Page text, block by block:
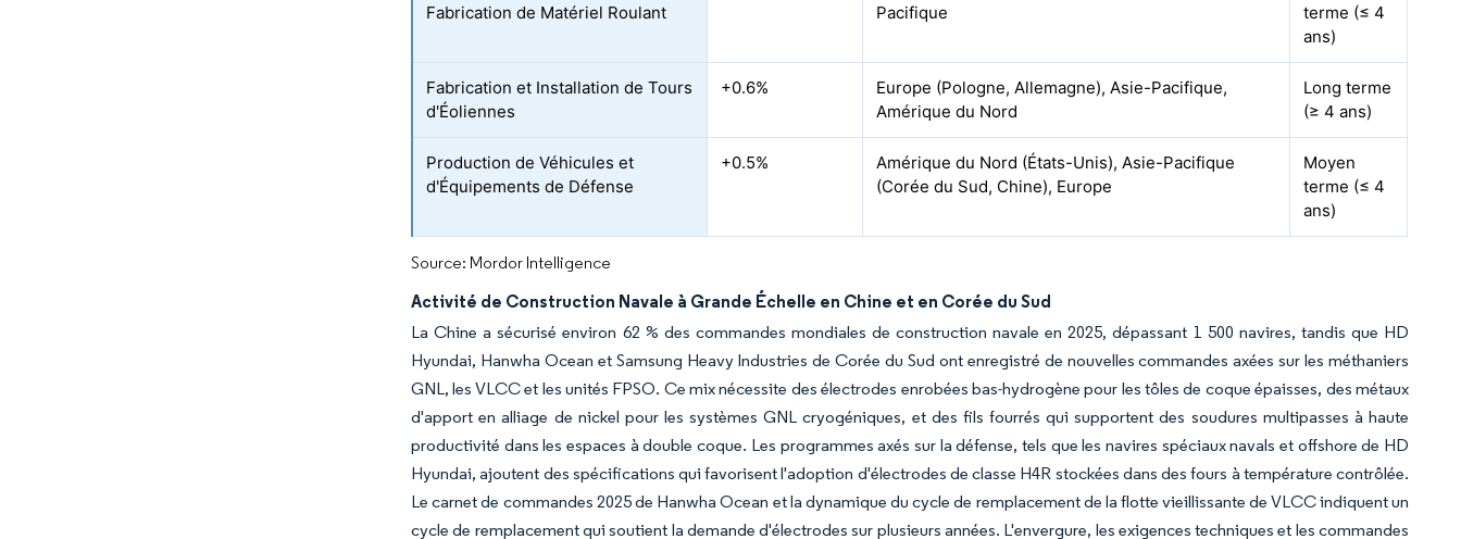
Fabrication de Matériel Roulant
Pacifique
terme (≤ 4
ans)
Fabrication et Installation de Tours
d'Éoliennes
+0.6%
Europe (Pologne, Allemagne), Asie-Pacifique,
Amérique du Nord
Long terme
(≥ 4 ans)
Production de Véhicules et
d'Équipements de Défense
+0.5%
Amérique du Nord (États-Unis), Asie-Pacifique
(Corée du Sud, Chine), Europe
Moyen
terme (≤ 4
ans)
Source: Mordor Intelligence
Activité de Construction Navale à Grande Échelle en Chine et en Corée du Sud
La Chine a sécurisé environ 62 % des commandes mondiales de construction navale en 2025, dépassant 1 500 navires, tandis que HD
Hyundai, Hanwha Ocean et Samsung Heavy Industries de Corée du Sud ont enregistré de nouvelles commandes axées sur les méthaniers
GNL, les VLCC et les unités FPSO. Ce mix nécessite des électrodes enrobées bas-hydrogène pour les tôles de coque épaisses, des métaux
d'apport en alliage de nickel pour les systèmes GNL cryogéniques, et des fils fourrés qui supportent des soudures multipasses à haute
productivité dans les espaces à double coque. Les programmes axés sur la défense, tels que les navires spéciaux navals et offshore de HD
Hyundai, ajoutent des spécifications qui favorisent l'adoption d'électrodes de classe H4R stockées dans des fours à température contrôlée.
Le carnet de commandes 2025 de Hanwha Ocean et la dynamique du cycle de remplacement de la flotte vieillissante de VLCC indiquent un
cycle de remplacement qui soutient la demande d'électrodes sur plusieurs années. L'envergure, les exigences techniques et les commandes